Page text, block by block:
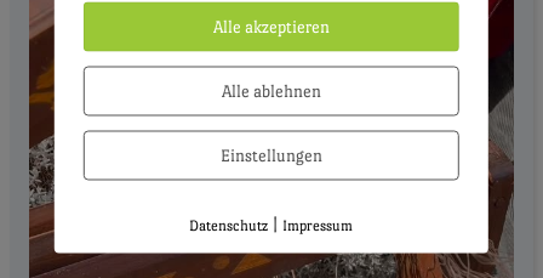
Alle akzeptieren
Alle ablehnen
Einstellungen
Datenschutz | Impressum